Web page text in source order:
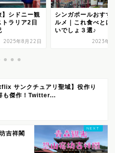
ルおすすめグ
べとけばい
♪
2023年8月8日
【ひとり旅】シドニ
光｜オーストラリア
目の旅行記
2025年8
サンクチュアリ聖域】役作り
も傑作！Twitter...
吉祥閣